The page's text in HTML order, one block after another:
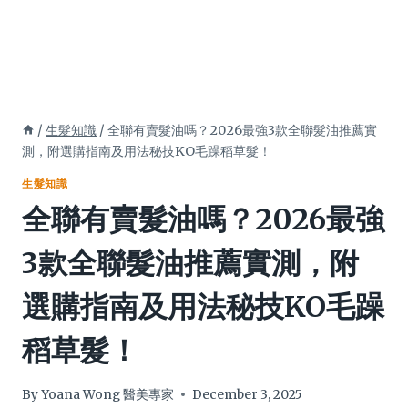
/ 生髮知識 / 全聯有賣髮油嗎？2026最強3款全聯髮油推薦實
測，附選購指南及用法秘技KO毛躁稻草髮！
生髮知識
全聯有賣髮油嗎？2026最強
3款全聯髮油推薦實測，附
選購指南及用法秘技KO毛躁
稻草髮！
ByYoana Wong 醫美專家 December 3, 2025